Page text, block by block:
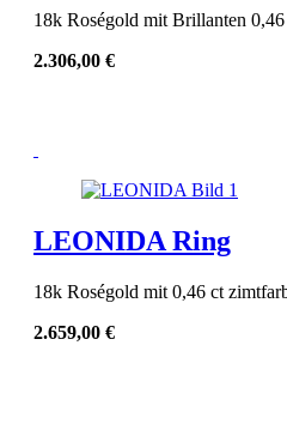
18k Roségold mit Brillanten
2.306,00 €
LEONIDA Ring
18k Roségold mit 0,46 ct
2.659,00 €